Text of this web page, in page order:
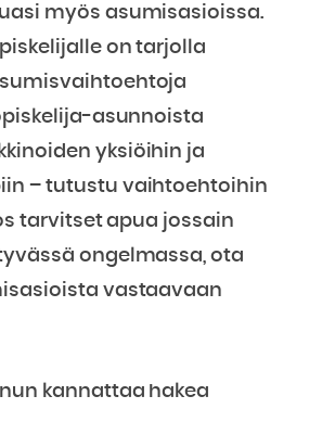
myös asumisasioissa.
on tarjolla
asunnoista
yksiöihin ja
– tutustu vaihtoehtoihin
tarvitset apua jossain
ongelmassa, ota
vastaavaan
kannattaa hakea